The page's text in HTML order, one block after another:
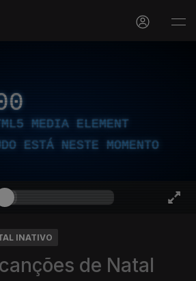
MEDIA ELEMENT
ESTÁ NESTE MOMENTO
INATIVO
de Natal